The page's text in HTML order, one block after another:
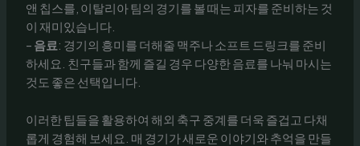
앤 칩스를, 이탈리아 팀의 경기를 볼 때는 피자를 준비하는 것
이 재미있습니다.
– 음료 : 경기의 흥미를 더해줄 맥주나 소프트 드링크를 준비
하세요. 친구들과 함께 즐길 경우 다양한 음료를 나눠 마시는
것도 좋은 선택입니다.
이러한 팁들을 활용하여 해외 축구 중계를 더욱 즐겁고 다채
롭게 경험해 보세요. 매 경기가 새로운 이야기와 추억을 만들